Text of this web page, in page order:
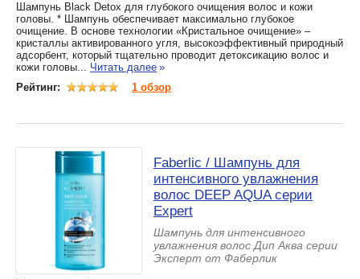
Шампунь Black Detox для глубокого очищения волос и кожи
головы. * Шампунь обеспечивает максимально глубокое
очищение. В основе технологии «Кристальное очищение» –
кристаллы активированного угля, высокоэффективный природный
адсорбент, который тщательно проводит детоксикацию волос и
кожи головы... Читать далее »
Рейтинг:
1 обзор
Faberlic / Шампунь для
интенсивного увлажнения
волос DEEP AQUA серии
Expert
Шампунь для интенсивного
увлажнения волос Дип Аква серии
Эксперт от Фаберлик